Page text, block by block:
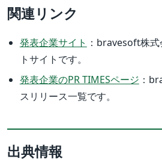
関連リンク
発表企業サイト ：bravesoft株
トサイトです。
発表企業のPR TIMESページ ：
スリリース一覧です。
出典情報